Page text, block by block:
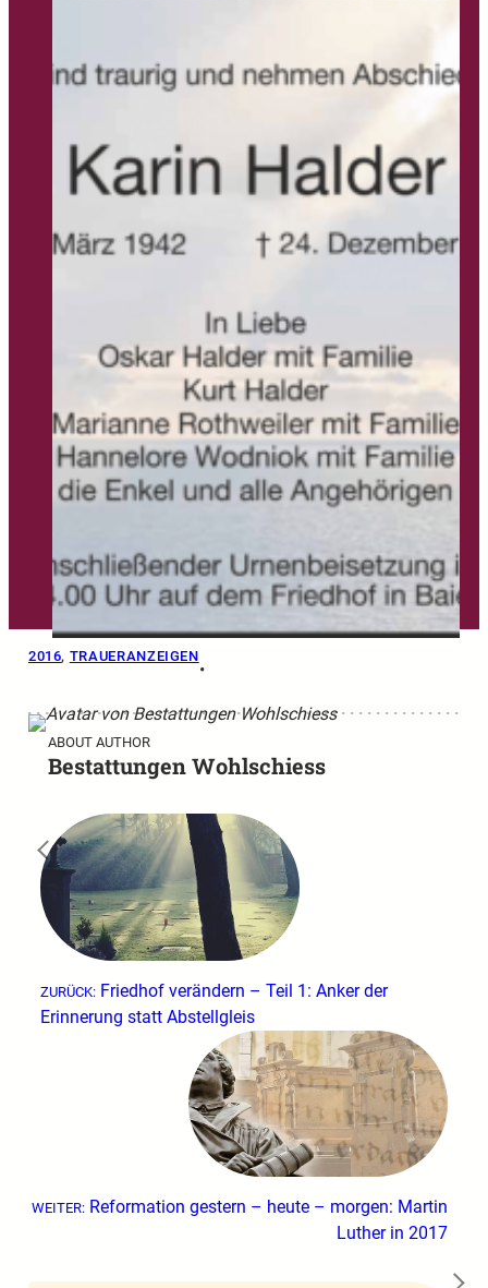
2016, TRAUERANZEIGEN
•
ABOUT AUTHOR
Bestattungen Wohlschiess
←
ZURÜCK: Friedhof verändern – Teil 1: Anker der
Erinnerung statt Abstellgleis
WEITER: Reformation gestern – heute – morgen: Martin
Luther in 2017
→